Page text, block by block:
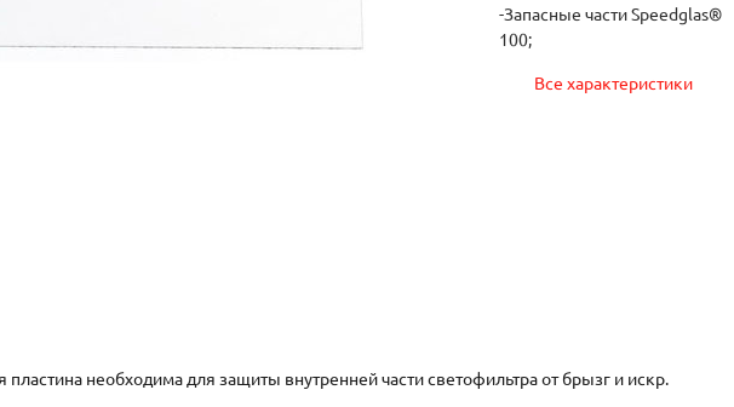
-Запасные части Speedglas®
100;
Все характеристики
пластина необходима для защиты внутренней части светофильтра от брызг и искр.